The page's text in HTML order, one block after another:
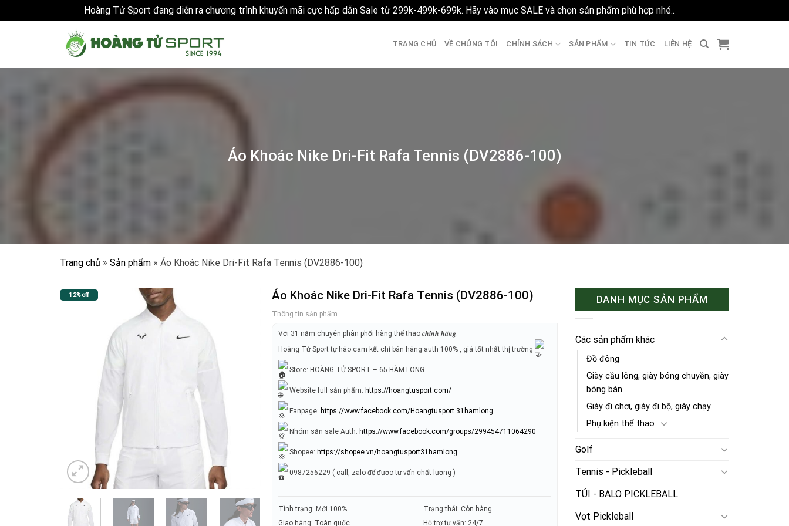
Hoàng Tử Sport đang diễn ra chương trình khuyến mãi cực hấp dẫn Sale từ 299k-499k-699k. Hãy vào mục SALE và chọn sản phẩm phù hợp nhé..
TRANG CHỦ VỀ CHÚNG TÔI CHÍNH SÁCH SẢN PHẨM TIN TỨC LIÊN HỆ
Áo Khoác Nike Dri-Fit Rafa Tennis (DV2886-100)
Trang chủ » Sản phẩm » Áo Khoác Nike Dri-Fit Rafa Tennis (DV2886-100)
12% off Áo Khoác Nike Dri-Fit Rafa Tennis (DV2886-100)
Thông tin sản phẩm
Với 31 năm chuyên phân phối hàng thể thao 𝒄𝒉𝒊́𝒏𝒉 𝒉𝒂̃𝒏𝒈.
Hoàng Tử Sport tự hào cam kết chỉ bán hàng auth 100% , giá tốt nhất thị trường
Store: HOÀNG TỬ SPORT – 65 HÀM LONG
Website full sản phẩm: https://hoangtusport.com/
Fanpage: https://www.facebook.com/Hoangtusport.31hamlong
Nhóm săn sale Auth: https://www.facebook.com/groups/299454711064290
Shopee: https://shopee.vn/hoangtusport31hamlong
0987256229 ( call, zalo để được tư vấn chất lượng )
Tình trạng: Mới 100%
Giao hàng: Toàn quốc
Trạng thái: Còn hàng
Hỗ trợ tư vấn: 24/7
DANH MỤC SẢN PHẨM
Các sản phẩm khác
Đồ đông
Giày cầu lông, giày bóng chuyền, giày
bóng bàn
Giày đi chơi, giày đi bộ, giày chạy
Phụ kiện thể thao
Golf
Tennis - Pickleball
TÚI - BALO PICKLEBALL
Vợt Pickleball